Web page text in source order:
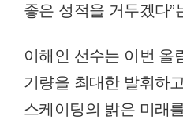
좋은 성적을 거두겠다”
이해인 선수는 이번 올
기량을 최대한 발휘하
스케이팅의 밝은 미래